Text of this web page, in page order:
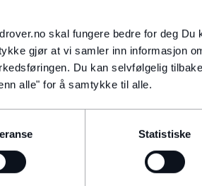
skal fungere bedre for deg Du
gjør at vi samler inn informasjon
Du kan selvfølgelig
alle" for å samtykke til alle.
Statistiske
OSS